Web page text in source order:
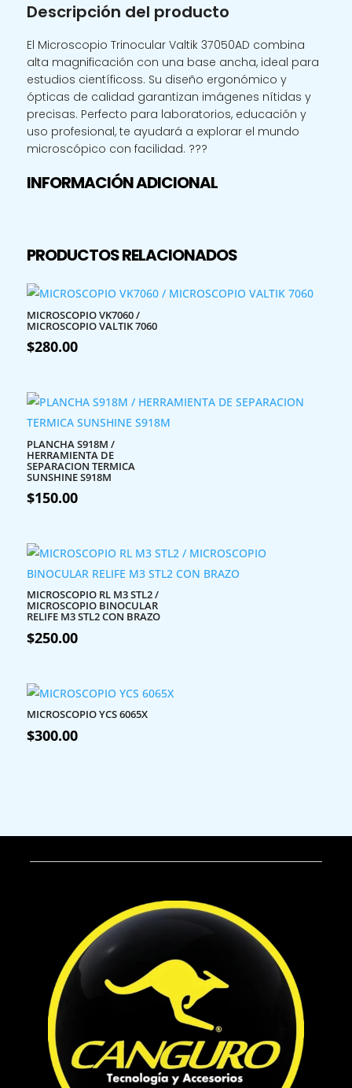
37050AD
ANCHA
cantidad
Descripción del producto
El Microscopio Trinocular Valtik 37050AD combina
alta magnificación con una base ancha, ideal para
estudios científicoss. Su diseño ergonómico y
ópticas de calidad garantizan imágenes nítidas y
precisas. Perfecto para laboratorios, educación y
uso profesional, te ayudará a explorar el mundo
microscópico con facilidad. ???
INFORMACIÓN ADICIONAL
PRODUCTOS RELACIONADOS
MICROSCOPIO VK7060 /
MICROSCOPIO VALTIK 7060
$280.00
PLANCHA S918M /
HERRAMIENTA DE
SEPARACION TERMICA
SUNSHINE S918M
$150.00
MICROSCOPIO RL M3 STL2 /
MICROSCOPIO BINOCULAR
RELIFE M3 STL2 CON BRAZO
$250.00
MICROSCOPIO YCS 6065X
$300.00